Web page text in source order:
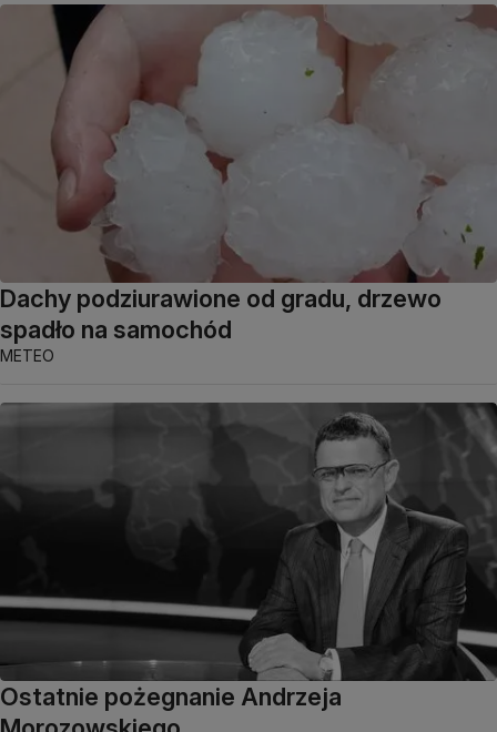
Dachy podziurawione od gradu, drzewo
spadło na samochód
METEO
Ostatnie pożegnanie Andrzeja